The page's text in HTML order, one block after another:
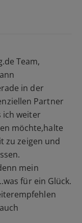
Team,
in der
Partner
ich weiter
möchte,halte
zu zeigen und
mein
für ein Glück.